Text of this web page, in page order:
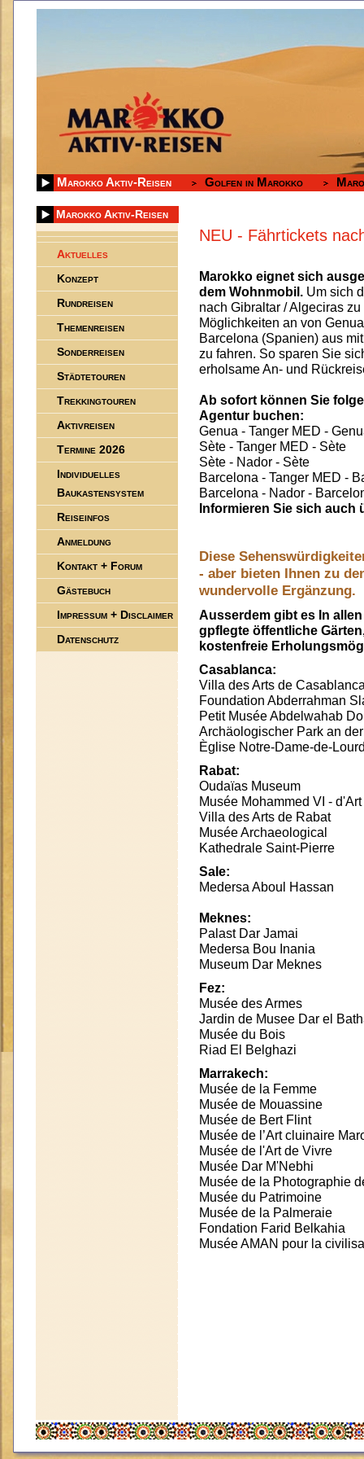
Marokko Aktiv-Reisen Golfen in Marokko
NEU - Fährtickets
Marokko eignet sich
dem Wohnmobil. Um sich
nach Gibraltar / Algeciras
Möglichkeiten an von
Barcelona (Spanien) aus
zu fahren. So sparen Sie
erholsame An- und
Ab sofort können Sie
Agentur buchen:
Genua - Tanger MED -
Sète - Tanger MED - Sète
Sète - Nador - Sète
Barcelona - Tanger MED -
Barcelona - Nador -
Informieren Sie sich auch
Diese
- aber bieten Ihnen zu
wundervolle Ergänzung.
Ausserdem gibt es In
gpflegte öffentliche
kostenfreie
Casablanca:
Villa des Arts de
Foundation Abderrahman
Petit Musée Abdelwahab
Archäologischer Park an
Èglise Notre-Dame-de-
Rabat:
Oudaïas Museum
Musée Mohammed VI -
Villa des Arts de Rabat
Musée Archaeological
Kathedrale Saint-Pierre
Sale:
Medersa Aboul Hassan
Meknes:
Palast Dar Jamai
Medersa Bou Inania
Museum Dar Meknes
Fez:
Musée des Armes
Jardin de Musee Dar el
Musée du Bois
Riad El Belghazi
Marrakech:
Musée de la Femme
Musée de Mouassine
Musée de Bert Flint
Musée de l’Art cluinaire
Musée de l'Art de Vivre
Musée Dar M'Nebhi
Musée de la Photographie
Musée du Patrimoine
Musée de la Palmeraie
Fondation Farid Belkahia
Musée AMAN pour la
Marokko Aktiv-Reisen
Aktuelles
Konzept
Rundreisen
Themenreisen
Sonderreisen
Städtetouren
Trekkingtouren
Aktivreisen
Termine 2026
Individuelles
Baukastensystem
Reiseinfos
Anmeldung
Kontakt + Forum
Gästebuch
Impressum + Disclaimer
Datenschutz